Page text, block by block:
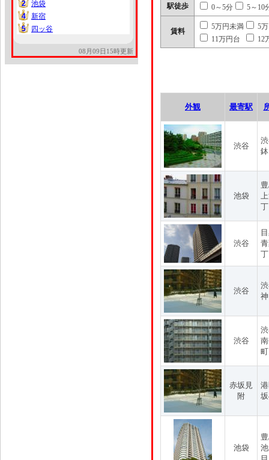
2
2
池袋
4
4
新宿
5
5 四ッ谷
08月09日15時更新
駅徒歩 0～5分 5～10
賃料
5万円未満
5
11万円台
12
外観 最寄駅
渋谷
池袋
渋谷
渋谷
渋谷
赤坂見
附
池袋